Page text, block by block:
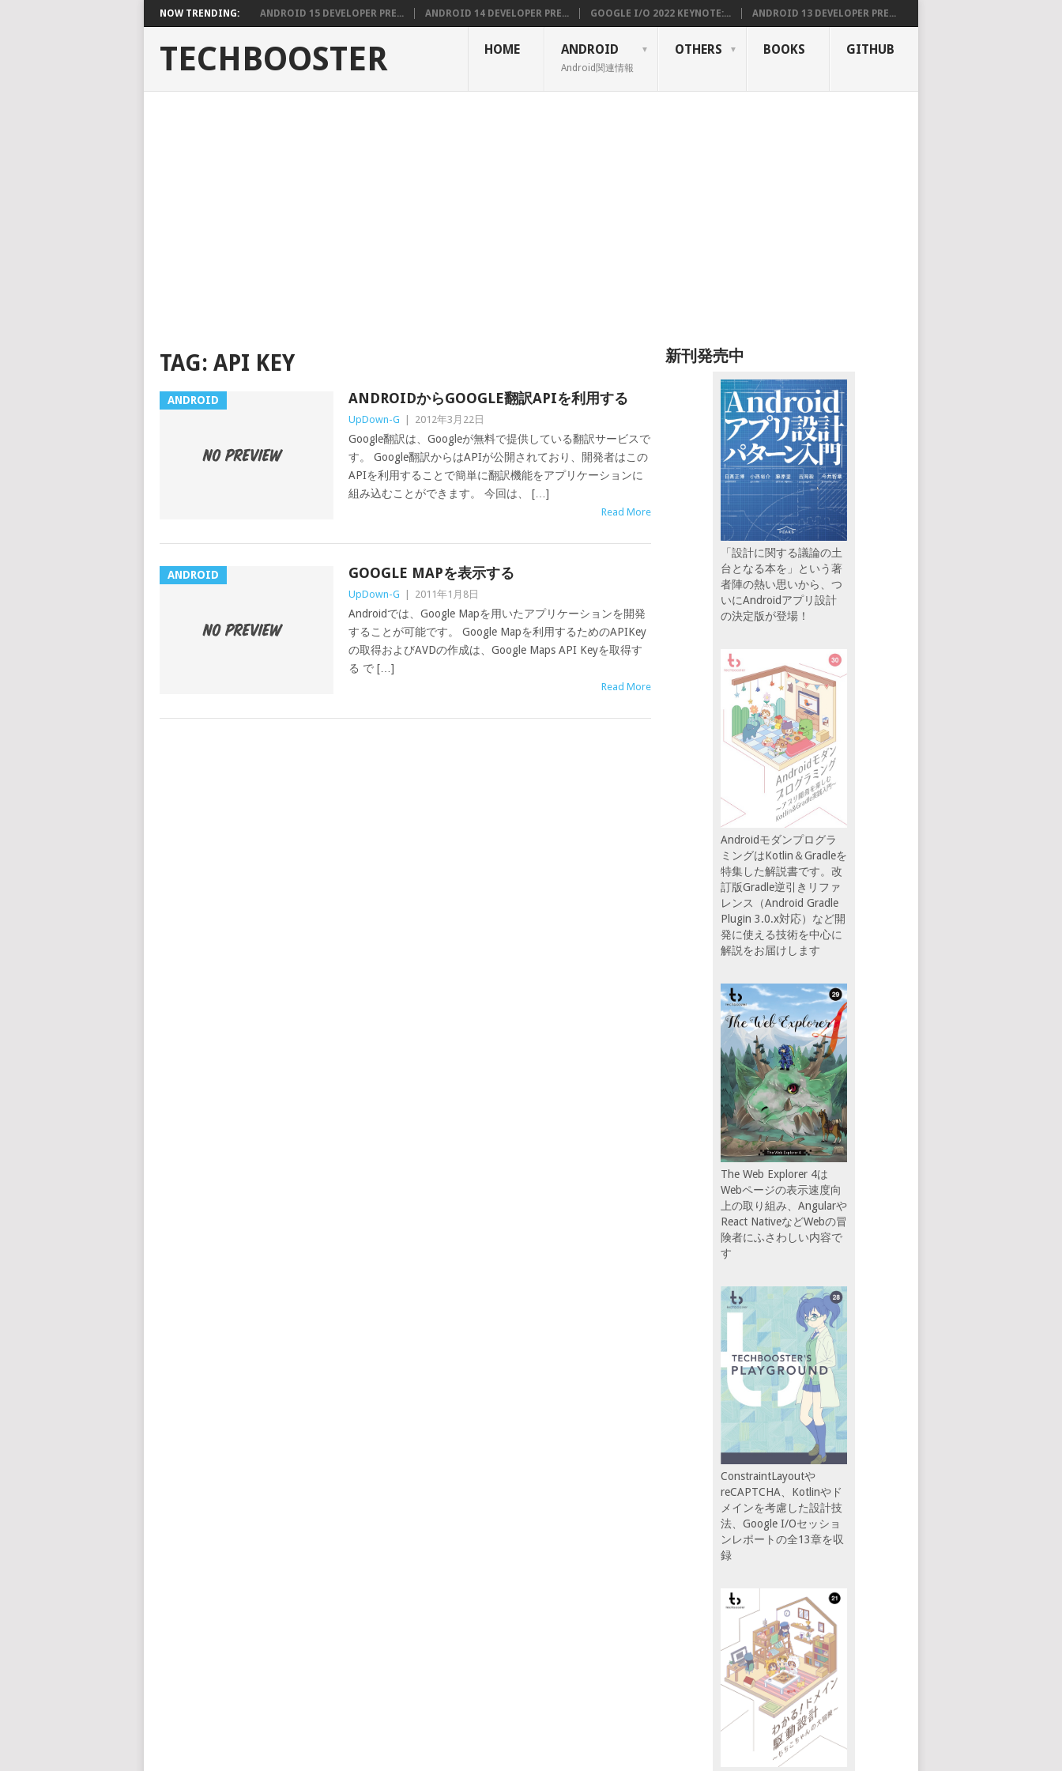
NOW TRENDING: ANDROID 15 DEVELOPER PRE... ANDROID 14 DEVELOPER PRE... GOOGLE I/O 2022 KEYNOTE:... ANDROID 13 DEVELOPER PRE...
TECHBOOSTER HOME ANDROID
Android関連情報
OTHERS BOOKS GITHUB
TAG: API KEY
ANDROID ANDROIDからGOOGLE翻訳APIを利用する
UpDown-G 2012年3月22日
Google翻訳は、Googleが無料で提供している翻訳サービスで
す。 Google翻訳からはAPIが公開されており、開発者はこの
APIを利用することで簡単に翻訳機能をアプリケーションに
組み込むことができます。 今回は、 […]
Read More
ANDROID GOOGLE MAPを表示する
UpDown-G 2011年1月8日
Androidでは、Google Mapを用いたアプリケーションを開発
することが可能です。 Google Mapを利用するためのAPIKey
の取得およびAVDの作成は、Google Maps API Keyを取得す
る で […]
Read More
新刊発売中
「設計に関する議論の土
台となる本を」という著
者陣の熱い思いから、つ
いにAndroidアプリ設計
の決定版が登場！
Androidモダンプログラ
ミングはKotlin＆Gradleを
特集した解説書です。改
訂版Gradle逆引きリファ
レンス（Android Gradle
Plugin 3.0.x対応）など開
発に使える技術を中心に
解説をお届けします
The Web Explorer 4は
Webページの表示速度向
上の取り組み、Angularや
React NativeなどWebの冒
険者にふさわしい内容で
す
ConstraintLayoutや
reCAPTCHA、Kotlinやド
メインを考慮した設計技
法、Google I/Oセッショ
ンレポートの全13章を収
録